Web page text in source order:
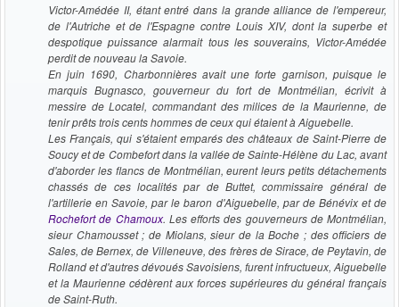
Victor-Amédée II, étant entré dans la grande alliance de l'empereur,
de l'Autriche et de l'Espagne contre Louis XIV, dont la superbe et
despotique puissance alarmait tous les souverains, Victor-Amédée
perdit de nouveau la Savoie.
En juin 1690, Charbonnières avait une forte garnison, puisque le
marquis Bugnasco, gouverneur du fort de Montmélian, écrivit à
messire de Locatel, commandant des milices de la Maurienne, de
tenir prêts trois cents hommes de ceux qui étaient à Aiguebelle.
Les Français, qui s'étaient emparés des châteaux de Saint-Pierre de
Soucy et de Combefort dans la vallée de Sainte-Hélène du Lac, avant
d'aborder les flancs de Montmélian, eurent leurs petits détachements
chassés de ces localités par de Buttet, commissaire général de
l'artillerie en Savoie, par le baron d'Aiguebelle, par de Bénévix et de
Rochefort de Chamoux. Les efforts des gouverneurs de Montmélian,
sieur Chamousset ; de Miolans, sieur de la Boche ; des officiers de
Sales, de Bernex, de Villeneuve, des frères de Sirace, de Peytavin, de
Rolland et d'autres dévoués Savoisiens, furent infructueux, Aiguebelle
et la Maurienne cédèrent aux forces supérieures du général français
de Saint-Ruth.